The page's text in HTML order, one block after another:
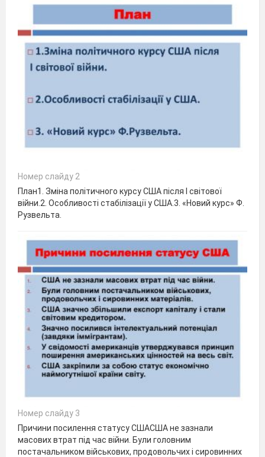
Номер слайду 2
План1. Зміна політичного курсу США після І світової
війни.2. Особливості стабілізації у США.3. «Новий курс» Ф.
Рузвельта.
Номер слайду 3
Причини посилення статусу СШАСША не зазнали
масових втрат під час війни. Були головним
постачальником військових, продовольчих і сировинних